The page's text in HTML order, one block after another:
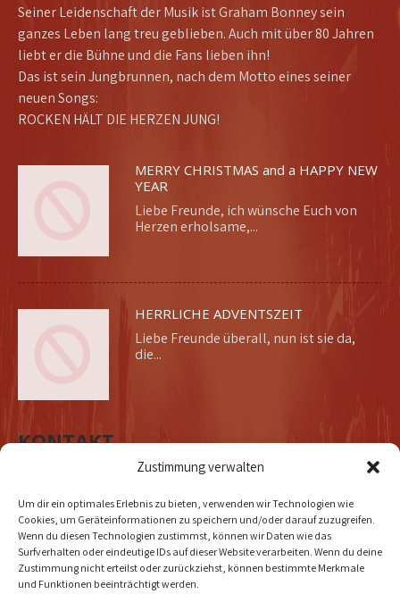
Zustimmung verwalten
Um dir ein optimales Erlebnis zu bieten, verwenden wir Technologien wie
Cookies, um Geräteinformationen zu speichern und/oder darauf zuzugreifen.
Wenn du diesen Technologien zustimmst, können wir Daten wie das
Surfverhalten oder eindeutige IDs auf dieser Website verarbeiten. Wenn du deine
Zustimmung nicht erteilst oder zurückziehst, können bestimmte Merkmale
und Funktionen beeinträchtigt werden.
Seiner Leidenschaft der Musik ist Graham Bonney sein
ganzes Leben lang treu geblieben. Auch mit über 80 Jahren
liebt er die Bühne und die Fans lieben ihn!
Das ist sein Jungbrunnen, nach dem Motto eines seiner
neuen Songs:
ROCKEN HÄLT DIE HERZEN JUNG!
MERRY CHRISTMAS and a HAPPY NEW
YEAR
Liebe Freunde, ich wünsche Euch von
Herzen erholsame,...
HERRLICHE ADVENTSZEIT
Liebe Freunde überall, nun ist sie da,
die...
KONTAKT
Adresse:
DOLLYWOLF MUSIC VERLAG
Buirer Weg 23